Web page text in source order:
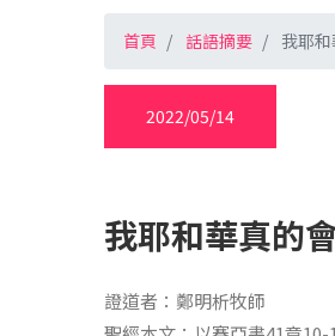
首頁 話語摘要 我耶
2022/05/14
我耶和華真的
證道者：鄭明析牧師